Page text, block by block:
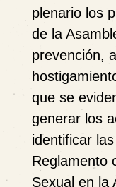
plenario los
de la
prevención,
que se
generar los
identificar
Reglamento
Sexual en la